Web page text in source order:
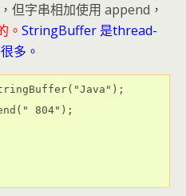
字串相加使用 append，
。 StringBuffer 是thread-
多。